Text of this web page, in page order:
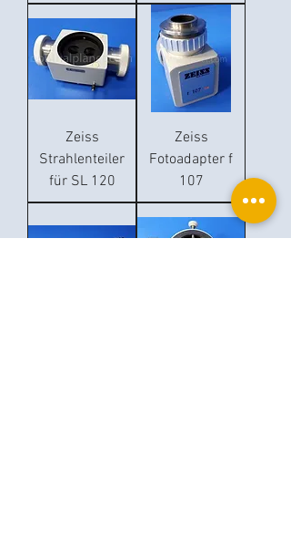
Zeiss
Strahlenteiler
für SL 120
Zeiss
Fotoadapter f
107